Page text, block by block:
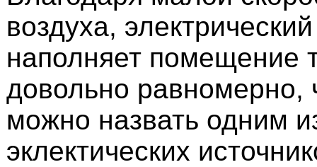
воздуха,
наполняет помещение
довольно равномерно,
можно назвать одним
эклектических